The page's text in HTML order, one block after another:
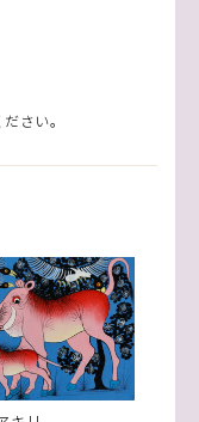
さい。